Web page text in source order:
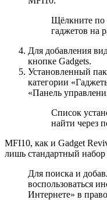
Щёлкните по
гаджетов на
Для добавления
кнопке Gadgets.
Установленный
категории
«Панель
Список
найти через
MFI10, как и Gadget
лишь стандартный
Для поиска и
воспользоваться
Интернете» в